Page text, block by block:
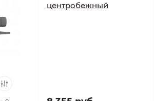
центробежный